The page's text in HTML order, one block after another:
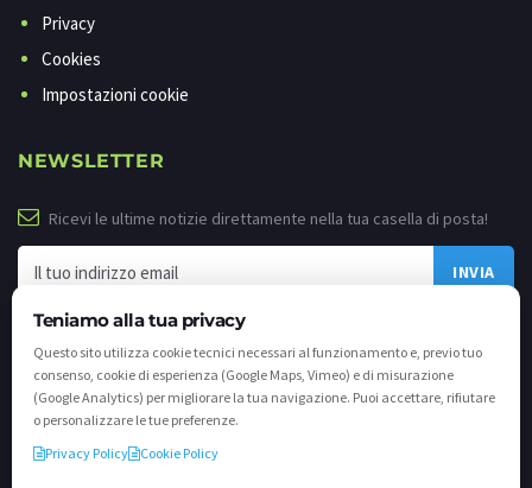
Teniamo alla tua privacy
Questo sito utilizza cookie tecnici necessari al funzionamento e, previo tuo
consenso, cookie di esperienza (Google Maps, Vimeo) e di misurazione
(Google Analytics) per migliorare la tua navigazione. Puoi accettare, rifiutare
o personalizzare le tue preferenze.
Privacy Policy
Cookie Policy
Privacy
Cookies
Impostazioni cookie
NEWSLETTER
Ricevi le ultime notizie direttamente nella tua casella di posta!